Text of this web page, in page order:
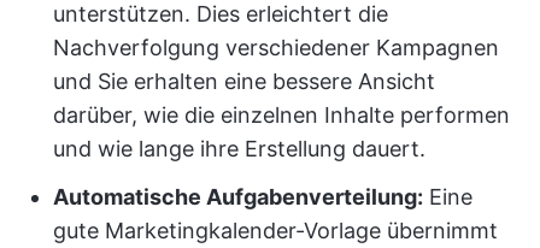
unterstützen. Dies erleichtert die
Nachverfolgung verschiedener Kampagnen
und Sie erhalten eine bessere Ansicht
darüber, wie die einzelnen Inhalte performen
und wie lange ihre Erstellung dauert.
Automatische Aufgabenverteilung: Eine
gute Marketingkalender-Vorlage übernimmt